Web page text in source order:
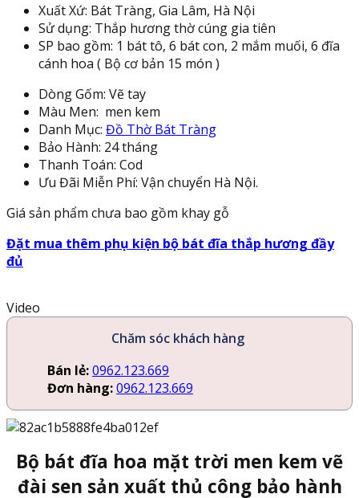
Xuất Xứ: Bát Tràng, Gia Lâm, Hà Nội
Sử dụng: Thắp hương thờ cúng gia tiên
SP bao gồm: 1 bát tô, 6 bát con, 2 mắm muối, 6 đĩa
cánh hoa ( Bộ cơ bản 15 món )
Dòng Gốm: Vẽ tay
Màu Men: men kem
Danh Mục: Đồ Thờ Bát Tràng
Bảo Hành: 24 tháng
Thanh Toán: Cod
Ưu Đãi Miễn Phí: Vận chuyển Hà Nội.
Giá sản phẩm chưa bao gồm khay gỗ
Đặt mua thêm phụ kiện bộ bát đĩa thắp hương đầy
đủ
Video
Chăm sóc khách hàng
Bán lẻ:0962.123.669
Đơn hàng:0962.123.669
Bộ bát đĩa hoa mặt trời men kem vẽ
đài sen sản xuất thủ công bảo hành